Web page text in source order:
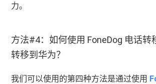
力。
方法#4：如何使用 FoneDog 电话转
转移到华为？
我们可以使用的第四种方法是通过使用